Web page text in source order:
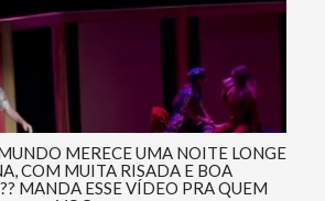
MERECE UMA NOITE LONGE
COM MUITA RISADA E BOA
MANDA ESSE VÍDEO PRA QUEM